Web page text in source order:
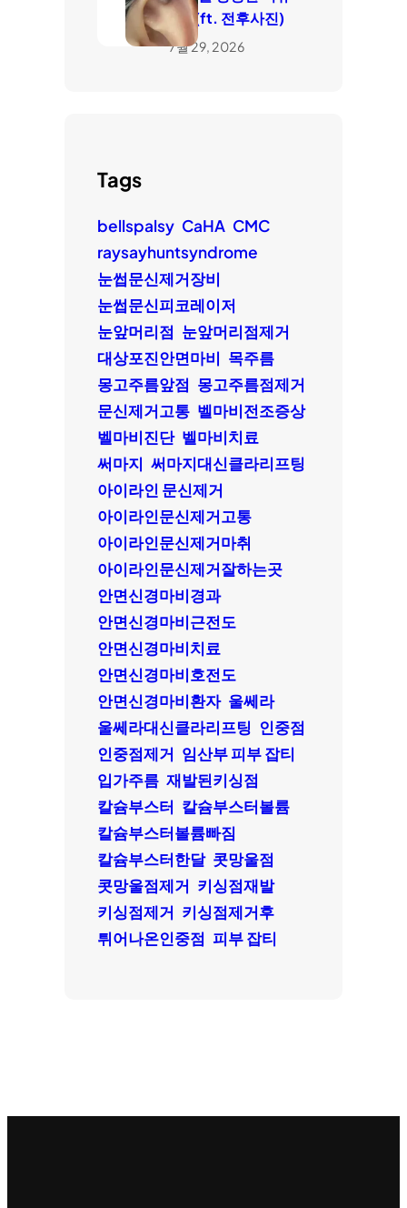
는? (ft. 전후사진)
7월 29, 2026
Tags
bellspalsy CaHA CMC
raysayhuntsyndrome
눈썹문신제거장비
눈썹문신피코레이저
눈앞머리점 눈앞머리점제거
대상포진안면마비 목주름
몽고주름앞점 몽고주름점제거
문신제거고통 벨마비전조증상
벨마비진단 벨마비치료
써마지 써마지대신클라리프팅
아이라인 문신제거
아이라인문신제거고통
아이라인문신제거마취
아이라인문신제거잘하는곳
안면신경마비경과
안면신경마비근전도
안면신경마비치료
안면신경마비호전도
안면신경마비환자 울쎄라
울쎄라대신클라리프팅 인중점
인중점제거 임산부 피부 잡티
입가주름 재발된키싱점
칼슘부스터 칼슘부스터볼륨
칼슘부스터볼륨빠짐
칼슘부스터한달 콧망울점
콧망울점제거 키싱점재발
키싱점제거 키싱점제거후
튀어나온인중점 피부 잡티